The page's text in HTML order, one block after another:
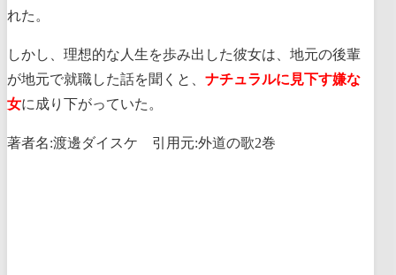
れた。
しかし、理想的な人生を歩み出した彼女は、地元の後輩
が地元で就職した話を聞くと、 ナチュラルに見下す嫌な
女に成り下がっていた。
著者名:渡邊ダイスケ 引用元:外道の歌2巻